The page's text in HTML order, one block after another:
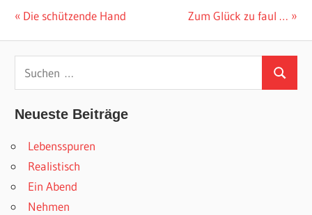
Beitragsnavigation
Vorheriger
Die schützende Hand
Nächster
Zum Glück zu faul …
Suchen
nach:
Suchen
Neueste Beiträge
Lebensspuren
Realistisch
Ein Abend
Nehmen